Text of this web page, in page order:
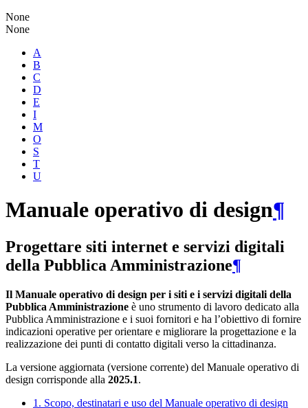
None
None
A
B
C
D
E
I
M
O
S
T
U
Manuale operativo di design¶
Progettare siti internet e servizi digitali
della Pubblica Amministrazione¶
Il Manuale operativo di design per i siti e i servizi digitali della
Pubblica Amministrazione è uno strumento di lavoro dedicato alla
Pubblica Amministrazione e i suoi fornitori e ha l’obiettivo di fornire
indicazioni operative per orientare e migliorare la progettazione e la
realizzazione dei punti di contatto digitali verso la cittadinanza.
La versione aggiornata (versione corrente) del Manuale operativo di
design corrisponde alla 2025.1.
1. Scopo, destinatari e uso del Manuale operativo di design